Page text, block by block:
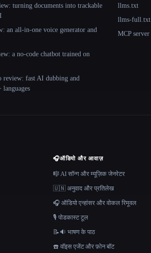
turning documents into trackable
an all-in-one voice generator and
a no-code chatbot trained on
review: fast AI dubbing and
languages
llms.txt
llms-full.txt
MCP server
🎧ऑडियो और आवाज़
🎼 AI सॉन्ग और म्यूज़िक जेनरेटर
🇺🇳 अनुवाद और प्रतिलेख
🎧 ऑडियो एन्हांसर और वोकल रिमूवल
🎙️ पोडकास्ट टूल
📝🔉 भाषण के पाठ
☎️ वॉइस एजेंट और फ़ोन बॉट